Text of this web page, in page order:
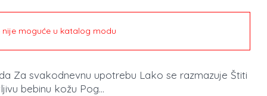
nije moguće u katalog modu
Za svakodnevnu upotrebu Lako se razmazuje Štiti
bebinu kožu Pog...